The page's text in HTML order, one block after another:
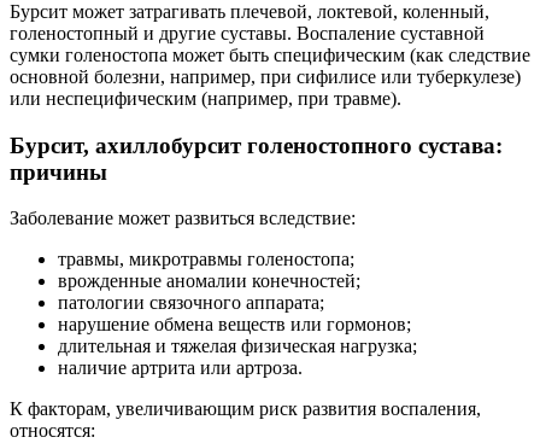
Бурсит может затрагивать плечевой, локтевой, коленный,
голеностопный и другие суставы. Воспаление суставной
сумки голеностопа может быть специфическим (как следствие
основной болезни, например, при сифилисе или туберкулезе)
или неспецифическим (например, при травме).
Бурсит, ахиллобурсит голеностопного сустава:
причины
Заболевание может развиться вследствие:
травмы, микротравмы голеностопа;
врожденные аномалии конечностей;
патологии связочного аппарата;
нарушение обмена веществ или гормонов;
длительная и тяжелая физическая нагрузка;
наличие артрита или артроза.
К факторам, увеличивающим риск развития воспаления,
относятся: